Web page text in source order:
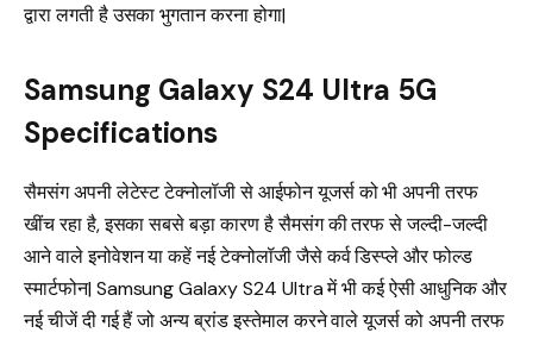
द्वारा लगती है उसका भुगतान करना होगा|
Samsung Galaxy S24 Ultra 5G
Specifications
सैमसंग अपनी लेटेस्ट टेक्नोलॉजी से आईफोन यूजर्स को भी अपनी तरफ
खींच रहा है, इसका सबसे बड़ा कारण है सैमसंग की तरफ से जल्दी-जल्दी
आने वाले इनोवेशन या कहें नई टेक्नोलॉजी जैसे कर्व डिस्प्ले और फोल्ड
स्मार्टफोन| Samsung Galaxy S24 Ultra में भी कई ऐसी आधुनिक और
नई चीजें दी गई हैं जो अन्य ब्रांड इस्तेमाल करने वाले यूजर्स को अपनी तरफ